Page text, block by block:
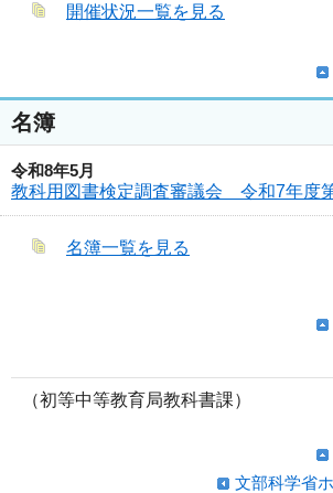
開催状況一覧を見る
名簿
令和8年5月
教科用図書検定調査審議会 令和7年度
名簿一覧を見る
（初等中等教育局教科書課）
文部科学省